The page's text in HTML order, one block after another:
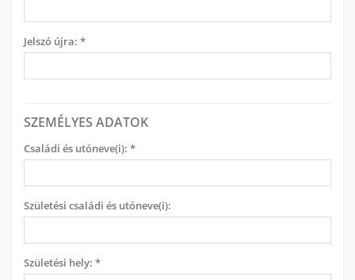
Jelszó újra: *
SZEMÉLYES ADATOK
Családi és utóneve(i): *
Születési családi és utóneve(i):
Születési hely: *